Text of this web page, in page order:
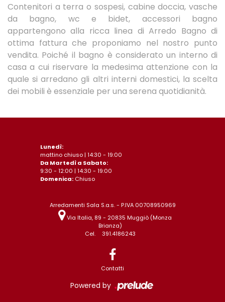
Contenitori a terra o sospesi, cabine doccia, vasche
da bagno, wc e bidet, accessori bagno
appartengono alla ricca linea di Arredo Bagno di
ottima fattura che proponiamo nel nostro punto
vendita. Poiché il bagno è considerato un interno di
casa a cui riservare la medesima attenzione con la
quale si arredano gli altri interni domestici, la scelta
dei mobili è essenziale per una serena quotidianità.
Lunedì:
mattino chiuso | 14:30 - 19:00
Da Martedì a Sabato:
9:30 - 12:00 | 14:30 - 19:00
Domenica: Chiuso
Arredamenti Sala S.a.s. - P.IVA 00708950969
Via Italia, 89 - 20835 Muggiò (Monza
Brianza)
Cel.
391.4186243
Contatti
Powered by